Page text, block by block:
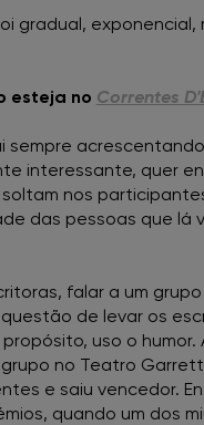
gradual,
esteja no Correntes
interessante, quer
nos
das pessoas que lá
falar a um
de levar os
uso o
no Teatro
e saiu vencedor.
quando um dos